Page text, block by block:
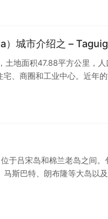
城市介绍之 – Taguig
土地面积47.88平方公里，人
、商圈和工业中心。近年的
于吕宋岛和棉兰老岛之间。
斯巴特、朗布隆等大岛以及